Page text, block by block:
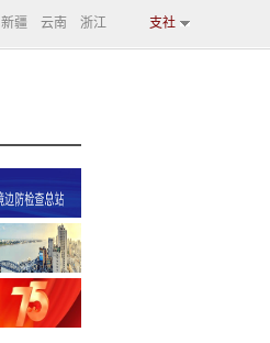
新疆 云南 浙江 支社